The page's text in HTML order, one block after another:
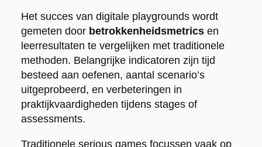
Het succes van digitale playgrounds wordt
gemeten door betrokkenheidsmetricsen
leerresultaten te vergelijken met traditionele
methoden. Belangrijke indicatoren zijn tijd
besteed aan oefenen, aantal scenario’s
uitgeprobeerd, en verbeteringen in
praktijkvaardigheden tijdens stages of
assessments.
Traditionele serious games focussen vaak op